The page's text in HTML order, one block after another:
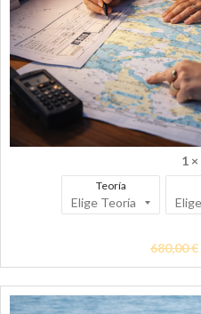
1 ×
Teoría
680,00€